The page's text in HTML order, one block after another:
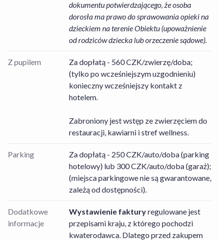
dokumentu potwierdzającego, że osoba
dorosła ma prawo do sprawowania opieki na
dzieckiem na terenie Obiektu (upoważnienie
od rodziców dziecka lub orzeczenie sądowe).
Z pupilem
Za dopłatą - 560 CZK/zwierzę/doba;
(tylko po wcześniejszym uzgodnieniu)
konieczny wcześniejszy kontakt z
hotelem.
Zabroniony jest wstęp ze zwierzęciem do
restauracji, kawiarni i stref wellness.
Parking
Za dopłatą - 250 CZK/auto/doba (parking
hotelowy) lub 300 CZK/auto/doba (garaż);
(miejsca parkingowe nie są gwarantowane,
zależą od dostępności).
Dodatkowe
informacje
Wystawienie fakturyregulowane jest
przepisami kraju, z którego pochodzi
kwaterodawca. Dlatego przed zakupem